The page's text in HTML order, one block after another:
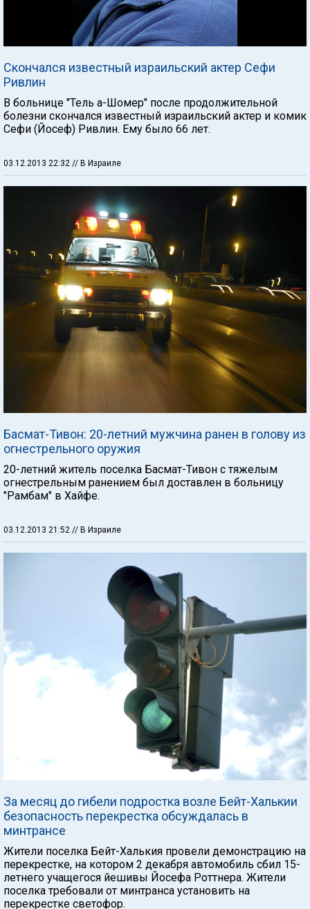
Скончался известный израильский актер Сефи
Ривлин
В больнице "Тель а-Шомер" после продолжительной
болезни скончался известный израильский актер и комик
Сефи (Йосеф) Ривлин. Ему было 66 лет.
03.12.2013 22:32 // В Израиле
Басмат-Тивон: 20-летний мужчина ранен в голову из
огнестрельного оружия
20-летний житель поселка Басмат-Тивон с тяжелым
огнестрельным ранением был доставлен в больницу
"Рамбам" в Хайфе.
03.12.2013 21:52 // В Израиле
За месяц до гибели подростка возле Бейт-Халькии
безопасность перекрестка обсуждалась в
минтрансе
Жители поселка Бейт-Халькия провели демонстрацию на
перекрестке, на котором 2 декабря автомобиль сбил 15-
летнего учащегося йешивы Йосефа Роттнера. Жители
поселка требовали от минтранса установить на
перекрестке светофор.